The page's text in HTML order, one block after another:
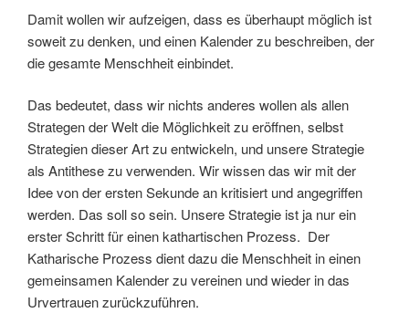
Damit wollen wir aufzeigen, dass es überhaupt möglich ist
soweit zu denken, und einen Kalender zu beschreiben, der
die gesamte Menschheit einbindet.
Das bedeutet, dass wir nichts anderes wollen als allen
Strategen der Welt die Möglichkeit zu eröffnen, selbst
Strategien dieser Art zu entwickeln, und unsere Strategie
als Antithese zu verwenden. Wir wissen das wir mit der
Idee von der ersten Sekunde an kritisiert und angegriffen
werden. Das soll so sein. Unsere Strategie ist ja nur ein
erster Schritt für einen kathartischen Prozess. Der
Katharische Prozess dient dazu die Menschheit in einen
gemeinsamen Kalender zu vereinen und wieder in das
Urvertrauen zurückzuführen.